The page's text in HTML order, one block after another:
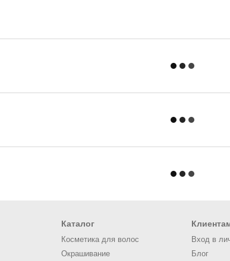
Каталог
Косметика для волос
Окрашивание
Вход в
Блог